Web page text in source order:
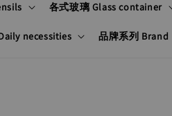
各式玻璃 Glass container
necessities 品牌系列 Brand